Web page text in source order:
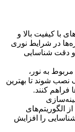
با کیفیت بالا و
در شرایط نوری
و دقت شناسایی
به نور،
نصب شوند تا بهترین
فراهم کنند.
الگوریتم‌های
را افزایش